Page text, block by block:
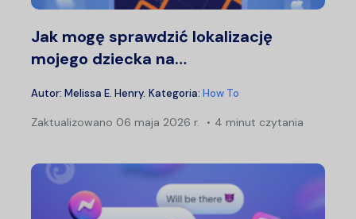
Jak mogę sprawdzić lokalizację
mojego dziecka na…
Autor: Melissa E. Henry. Kategoria: How To
Zaktualizowano 06 maja 2026 r. 4 minut czytania